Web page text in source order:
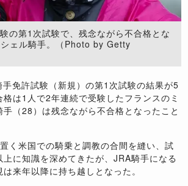
の第1次試験で、残念ながら不合格とな
ェル騎手。（Photo by Getty
免許試験（新規）の第1次試験の結果が5
は1人で2年連続で受験したフランスのミ
（28）は残念ながら不合格となったこと
く米国での騎乗と調教の合間を縫い、試
に知識を深めてきたが、JRA騎手になる
来年以降に持ち越しとなった。